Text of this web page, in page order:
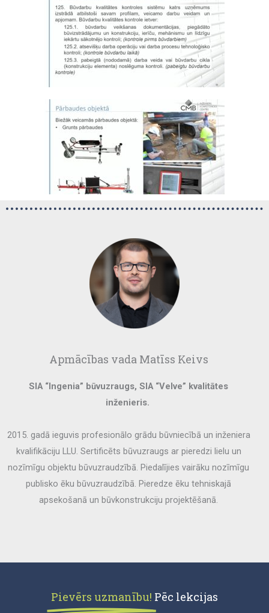
Apmācības vada Matīss Keivs
SIA “Ingenia” būvuzraugs, SIA “Velve” kvalitātes
inženieris.
2015. gadā ieguvis profesionālo grādu būvniecībā un inženiera
kvalifikāciju LLU. Sertificēts būvuzraugs ar pieredzi lielu un
nozīmīgu objektu būvuzraudzībā. Piedalījies vairāku nozīmīgu
publisko ēku būvuzraudzībā. Pieredze ēku tehniskajā
apsekošanā un būvkonstrukciju projektēšanā.
Pievērs uzmanību! Pēc lekcijas